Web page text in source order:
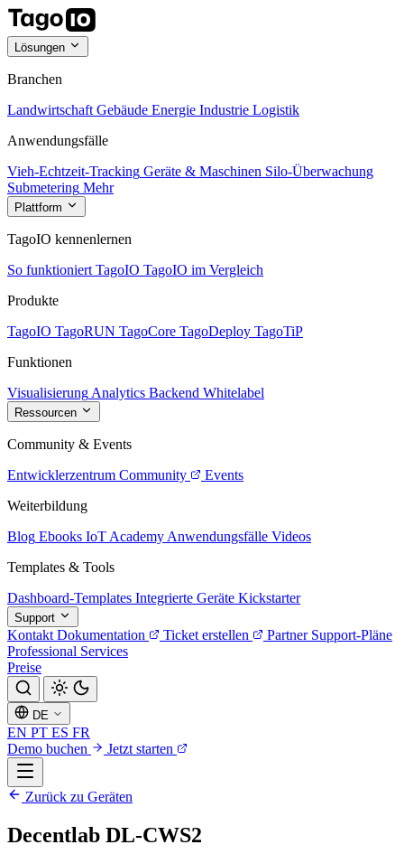
Lösungen
Branchen
Landwirtschaft Gebäude Energie Industrie Logistik
Anwendungsfälle
Vieh-Echtzeit-Tracking Geräte & Maschinen Silo-Überwachung
Submetering Mehr
Plattform
TagoIO kennenlernen
So funktioniert TagoIO TagoIO im Vergleich
Produkte
TagoIO TagoRUN TagoCore TagoDeploy TagoTiP
Funktionen
Visualisierung Analytics Backend Whitelabel
Ressourcen
Community & Events
Entwicklerzentrum Community
Events
Weiterbildung
Blog Ebooks IoT Academy Anwendungsfälle Videos
Templates & Tools
Dashboard-Templates Integrierte Geräte Kickstarter
Support
Kontakt Dokumentation Ticket erstellen Partner Support-Pläne
Professional Services
Preise
DE
EN PT ES FR
Demo buchen
Jetzt starten
Zurück zu Geräten
Decentlab DL-CWS2